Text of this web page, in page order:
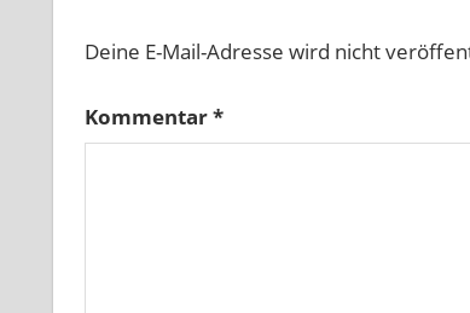
Deine E-Mail-Adresse wird nicht
Kommentar*